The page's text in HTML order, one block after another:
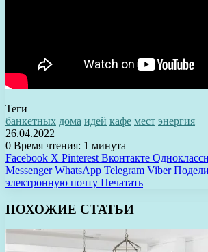
Теги
банкетных дома идей кафе мест энергия
26.04.2022
0 Время чтения: 1 минута
Facebook X Pinterest Вконтакте
Messenger WhatsApp Telegram Viber
электронную почту Печатать
ПОХОЖИЕ СТАТЬИ